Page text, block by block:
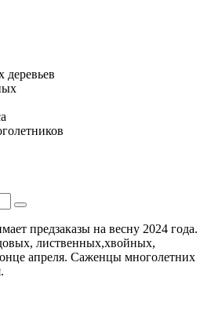
предзаказы на весну 2024 года.
лиственных,хвойных,
апреля. Саженцы многолетних